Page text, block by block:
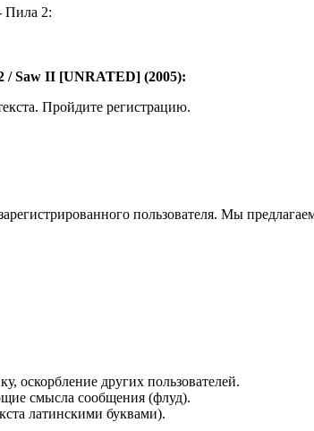
Пила 2:
/ Saw II [UNRATED] (2005):
Пройдите регистрацию.
пользователя. Мы
оскорбление других пользователей.
смысла сообщения (флуд).
латинскими буквами).